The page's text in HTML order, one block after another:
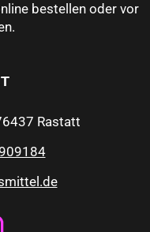
bestellen oder vor
Rastatt